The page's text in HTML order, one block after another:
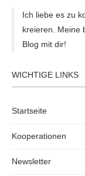
Ich liebe es zu
kreieren. Meine
Blog mit dir!
WICHTIGE LINKS
Startseite
Kooperationen
Newsletter